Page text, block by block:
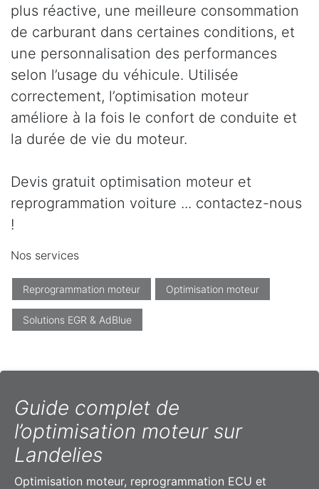
plus réactive, une meilleure consommation
de carburant dans certaines conditions, et
une personnalisation des performances
selon l’usage du véhicule. Utilisée
correctement, l’optimisation moteur
améliore à la fois le confort de conduite et
la durée de vie du moteur.
Devis gratuit optimisation moteur et
reprogrammation voiture ... contactez-nous
!
Nos services
Reprogrammation moteur Optimisation moteur
Solutions EGR & AdBlue
Guide complet de
l’optimisation moteur sur
Landelies
Optimisation moteur, reprogrammation ECU et